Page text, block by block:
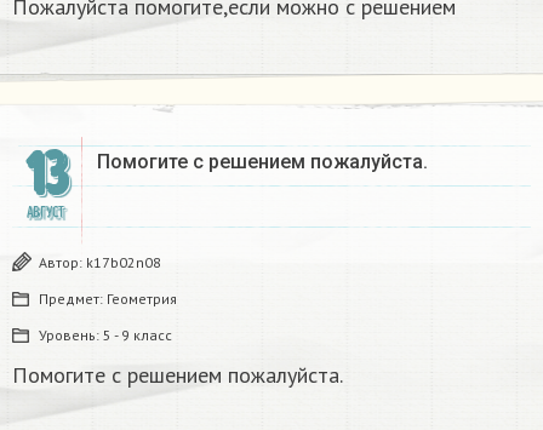
Пожалуйста помогите,если можно с решением
13
АВГУСТ
Помогите с решением пожалуйста.
Автор: k17b02n08
Предмет: Геометрия
Уровень: 5 - 9 класс
Помогите с решением пожалуйста.